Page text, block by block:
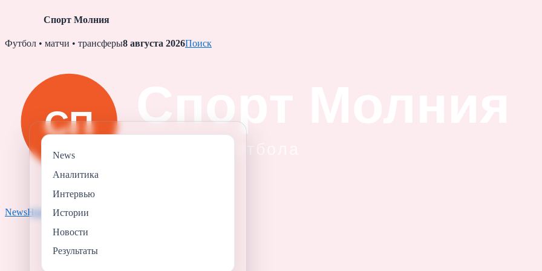
Спорт Молния
Skip
Футбол • матчи • трансферы8 августа 2026Поиск
NewsНовостиРезультаты
News
Аналитика
Интервью
Истории
Новости
Результаты